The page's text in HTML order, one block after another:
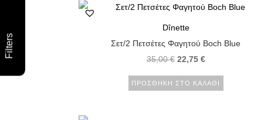
Filters
Dînette
Σετ/2 Πετσέτες Φαγητού Boch Blue
35,00€ 22,75 €
ΠΡΟΣΘΉΚΗ ΣΤΟ ΚΑΛΆΘΙ